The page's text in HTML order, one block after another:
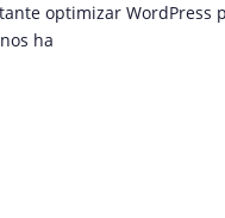
optimizar WordPress
ha